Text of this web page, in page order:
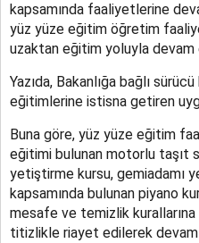
kapsamında faaliyetlerine
yüz yüze eğitim öğretim
uzaktan eğitim yoluyla devam
Yazıda, Bakanlığa bağlı
eğitimlerine istisna getiren
Buna göre, yüz yüze eğitim
eğitimi bulunan motorlu taşıt
yetiştirme kursu, gemiadamı
kapsamında bulunan piyano
mesafe ve temizlik kurallarına
titizlikle riayet edilerek